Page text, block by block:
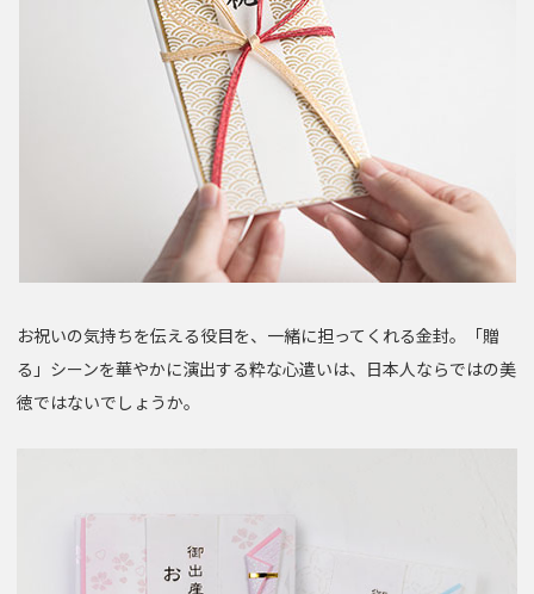
お祝いの気持ちを伝える役目を、一緒に担ってくれる金封。「贈
る」シーンを華やかに演出する粋な心遣いは、日本人ならではの美
徳ではないでしょうか。